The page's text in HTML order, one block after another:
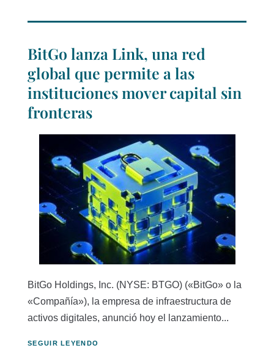
BitGo lanza Link, una red
global que permite a las
instituciones mover capital sin
fronteras
BitGo Holdings, Inc. (NYSE: BTGO) («BitGo» o la
«Compañía»), la empresa de infraestructura de
activos digitales, anunció hoy el lanzamiento...
SEGUIR LEYENDO